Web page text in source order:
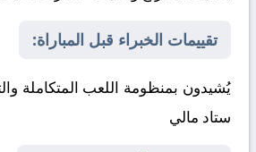
تقييمات الخبراء قبل المباراة:
يُشيدون بمنظومة اللعب المتكاملة
ستاد مالي